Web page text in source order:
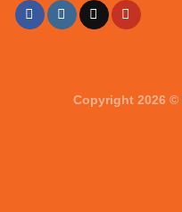
Copyright 2026 ©